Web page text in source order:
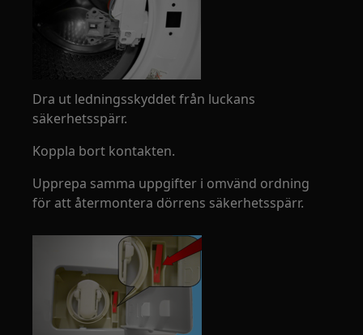
Dra ut ledningsskyddet från luckans
säkerhetsspärr.
Koppla bort kontakten.
Upprepa samma uppgifter i omvänd ordning
för att återmontera dörrens säkerhetsspärr.